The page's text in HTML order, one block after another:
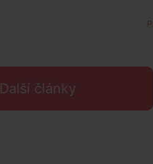
Další články